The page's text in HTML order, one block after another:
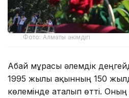
Фото: Алматы әкімдігі
Абай мұрасы әлемдік
1995 жылы ақынның 150
көлемінде аталып өтті.